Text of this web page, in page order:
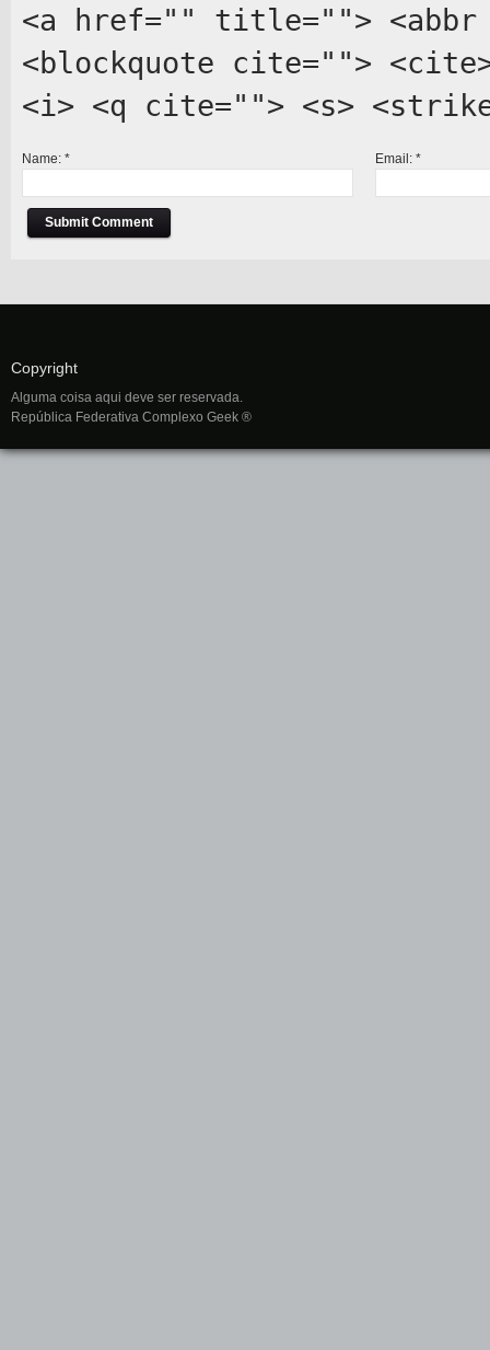
<a href="" title="">
<blockquote cite="">
<i> <q cite=""> <s>
Name: * Email:*
Copyright
Alguma coisa aqui deve ser reservada.
República Federativa Complexo Geek ®